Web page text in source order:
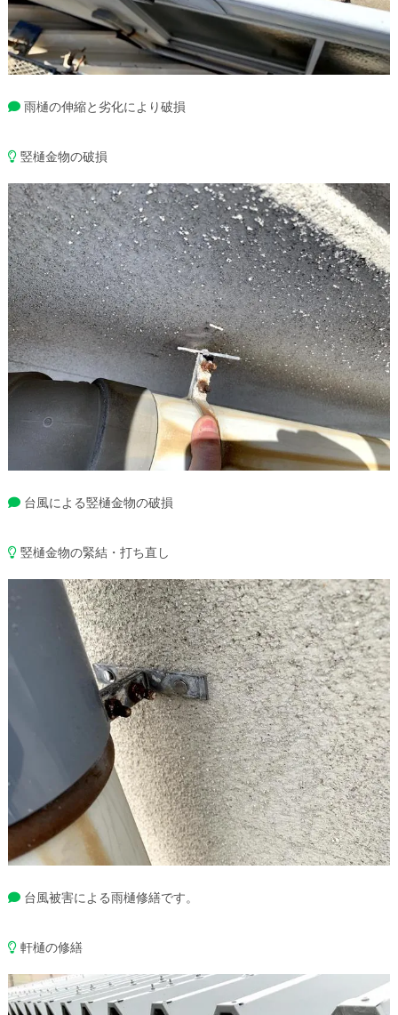
雨樋の伸縮と劣化により破損
竪樋金物の破損
台風による竪樋金物の破損
竪樋金物の緊結・打ち直し
台風被害による雨樋修繕です。
軒樋の修繕